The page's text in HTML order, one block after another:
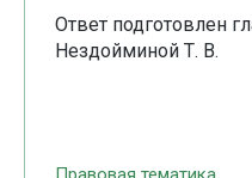
Ответ подготовлен
Нездойминой Т. В.